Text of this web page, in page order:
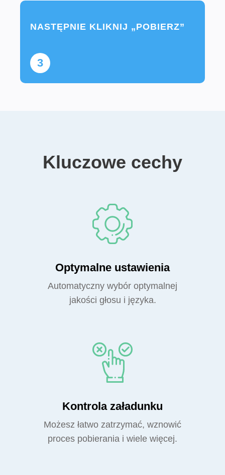
3
NASTĘPNIE KLIKNIJ „POBIERZ”
Kluczowe cechy
Optymalne ustawienia
Automatyczny wybór optymalnej
jakości głosu i języka.
Kontrola załadunku
Możesz łatwo zatrzymać, wznowić
proces pobierania i wiele więcej.